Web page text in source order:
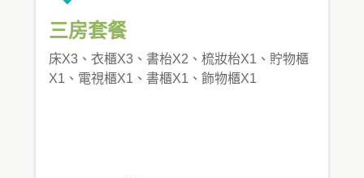
三房套餐
床X3、衣櫃X3、書枱X2、梳妝枱X1、貯物櫃
X1、電視櫃X1、書櫃X1、飾物櫃X1